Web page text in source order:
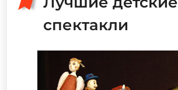
спектакли